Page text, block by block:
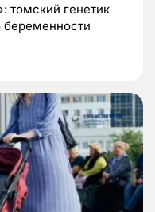
томский генетик
беременности